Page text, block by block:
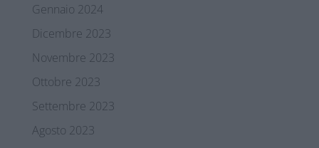
Gennaio 2024
Dicembre 2023
Novembre 2023
Ottobre 2023
Settembre 2023
Agosto 2023